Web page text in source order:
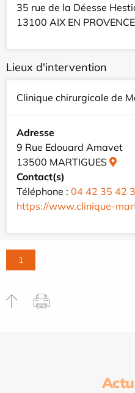
35 rue de la Déesse
13100 AIX EN PROVENCE
Lieux d'intervention
Clinique chirurgicale de
Adresse
9 Rue Edouard Amavet
13500 MARTIGUES
Contact(s)
Téléphone : 04 42 35 42
https://www.clinique-
1